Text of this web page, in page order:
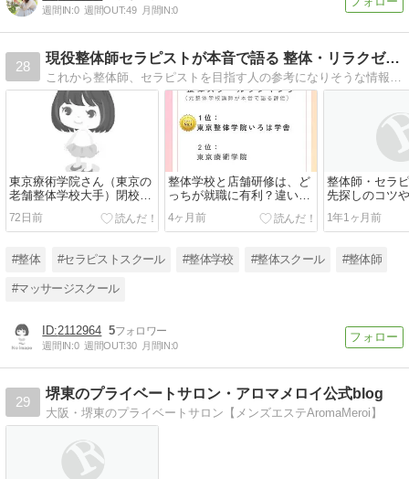
週間IN:0 週間OUT:49 月間IN:0
28
現役整体師セラピストが本音で語る 整体・リラクゼーション業界
これから整体師、セラピストを目指す人の参考になりそうな情報を載せていきます主に、「就職先として見たサロン」の情報や「技術と知識を学ぶ場としての整体学校」の情報を載せていきます
東京療術学院さん（東京の
老舗整体学校大手）閉校・
閉鎖の知らせを受けて元整
体学校講師として思うこと
72日前
整体学校と店舗研修は、ど
っちが就職に有利？違いと
失敗しない整体学校の選び
方【現場目線で解説】
4ヶ月前
整体師・セラ
先探しのコツ
1年1ヶ月前
#整体 #セラピストスクール #整体学校 #整体スクール #整体師
#マッサージスクール
2112964 5
週間IN:0 週間OUT:30 月間IN:0
29
堺東のプライベートサロン・アロマメロイ公式blog
大阪・堺東のプライベートサロン【メンズエステAromaMeroi】